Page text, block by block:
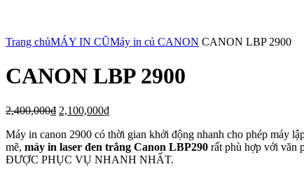
Trang chủMÁY IN CŨMáy in củ CANON CANON LBP 2900
CANON LBP 2900
2,400,000₫ 2,100,000₫
Máy in canon 2900 có thời gian khởi động nhanh cho phép máy
mẽ, máy in laser đen trắng Canon LBP290 rất phù hợp với văn
ĐƯỢC PHỤC VỤ NHANH NHẤT.